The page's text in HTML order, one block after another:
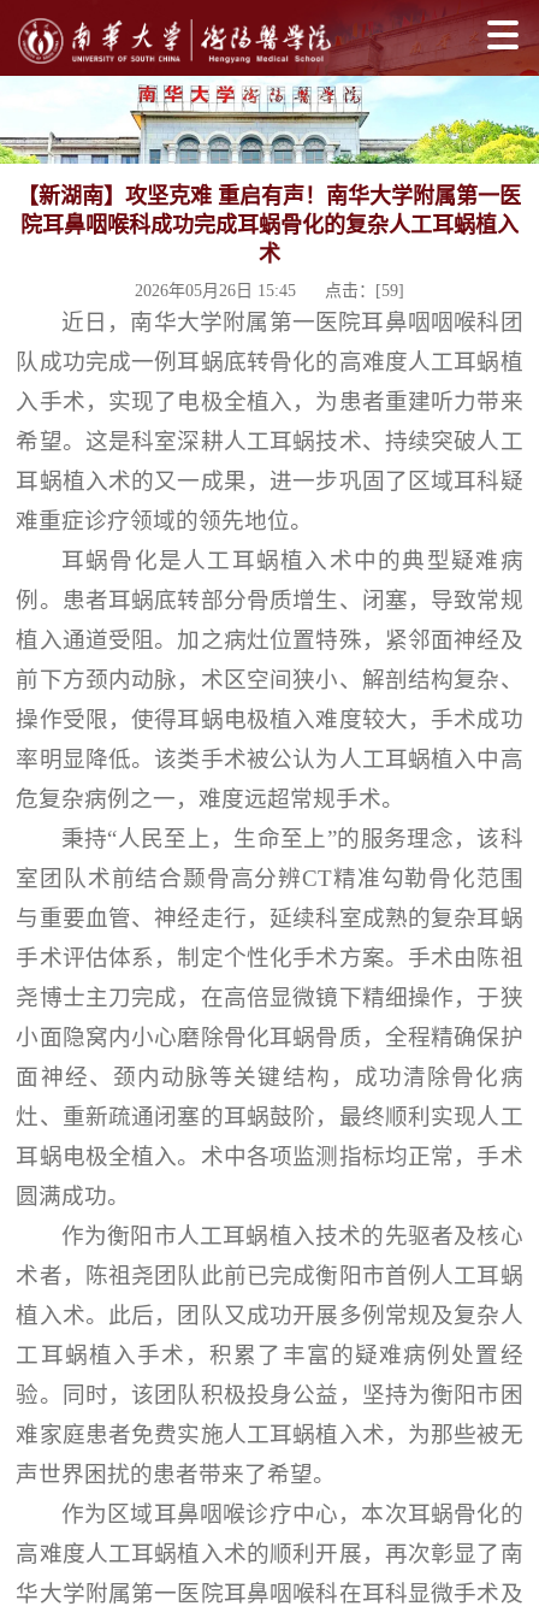
【新湖南】攻坚克难 重启有声！南华大学附属第一医
院耳鼻咽喉科成功完成耳蜗骨化的复杂人工耳蜗植入
术
2026年05月26日 15:45 点击：[59]
近日，南华大学附属第一医院耳鼻咽咽喉科团
队成功完成一例耳蜗底转骨化的高难度人工耳蜗植
入手术，实现了电极全植入，为患者重建听力带来
希望。这是科室深耕人工耳蜗技术、持续突破人工
耳蜗植入术的又一成果，进一步巩固了区域耳科疑
难重症诊疗领域的领先地位。
耳蜗骨化是人工耳蜗植入术中的典型疑难病
例。患者耳蜗底转部分骨质增生、闭塞，导致常规
植入通道受阻。加之病灶位置特殊，紧邻面神经及
前下方颈内动脉，术区空间狭小、解剖结构复杂、
操作受限，使得耳蜗电极植入难度较大，手术成功
率明显降低。该类手术被公认为人工耳蜗植入中高
危复杂病例之一，难度远超常规手术。
秉持“人民至上，生命至上”的服务理念，该科
室团队术前结合颞骨高分辨CT精准勾勒骨化范围
与重要血管、神经走行，延续科室成熟的复杂耳蜗
手术评估体系，制定个性化手术方案。手术由陈祖
尧博士主刀完成，在高倍显微镜下精细操作，于狭
小面隐窝内小心磨除骨化耳蜗骨质，全程精确保护
面神经、颈内动脉等关键结构，成功清除骨化病
灶、重新疏通闭塞的耳蜗鼓阶，最终顺利实现人工
耳蜗电极全植入。术中各项监测指标均正常，手术
圆满成功。
作为衡阳市人工耳蜗植入技术的先驱者及核心
术者，陈祖尧团队此前已完成衡阳市首例人工耳蜗
植入术。此后，团队又成功开展多例常规及复杂人
工耳蜗植入手术，积累了丰富的疑难病例处置经
验。同时，该团队积极投身公益，坚持为衡阳市困
难家庭患者免费实施人工耳蜗植入术，为那些被无
声世界困扰的患者带来了希望。
作为区域耳鼻咽喉诊疗中心，本次耳蜗骨化的
高难度人工耳蜗植入术的顺利开展，再次彰显了南
华大学附属第一医院耳鼻咽喉科在耳科显微手术及